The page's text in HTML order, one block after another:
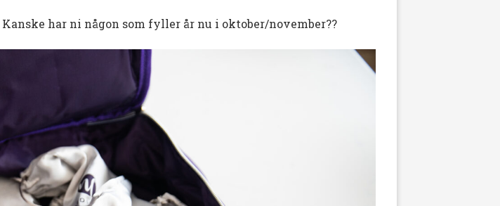
har ni någon som fyller år nu i oktober/november??